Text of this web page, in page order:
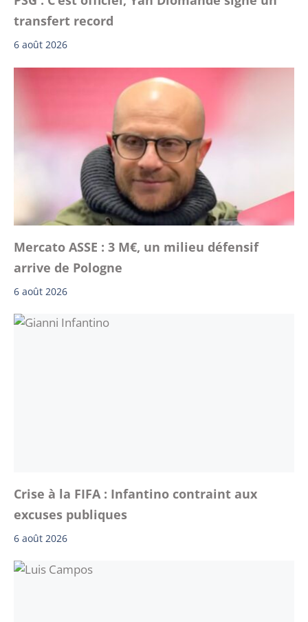
transfert record
6 août 2026
Mercato ASSE : 3 M€, un milieu défensif
arrive de Pologne
6 août 2026
Crise à la FIFA : Infantino contraint aux
excuses publiques
6 août 2026